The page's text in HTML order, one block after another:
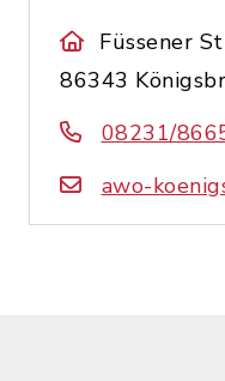
Füssener
86343
08231/
awo-